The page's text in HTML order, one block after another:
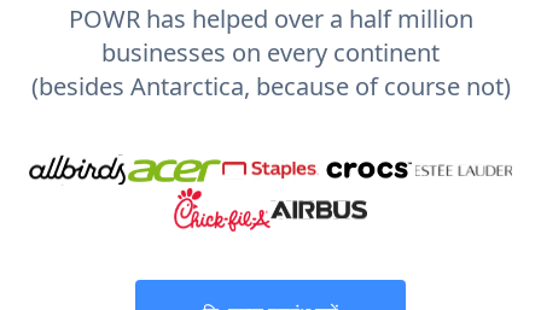
POWR has helped over a half million
businesses on every continent
(besides Antarctica, because of course not)